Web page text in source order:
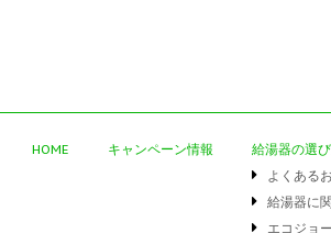
HOME キャンペーン情報
給湯器の選
よくある
給湯器に
エコジョ